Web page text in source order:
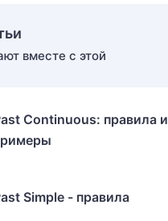
вместе с этой
Continuous: правила и
Simple - правила